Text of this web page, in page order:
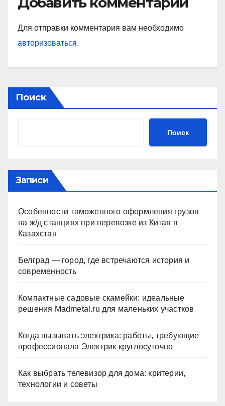
Для отправки комментария вам необходимо
авторизоваться.
Поиск
Поиск
Записи
Особенности таможенного оформления грузов
на ж/д станциях при перевозке из Китая в
Казахстан
Белград — город, где встречаются история и
современность
Компактные садовые скамейки: идеальные
решения Madmetal.ru для маленьких участков
Когда вызывать электрика: работы, требующие
профессионала Электрик круглосуточно
Как выбрать телевизор для дома: критерии,
технологии и советы